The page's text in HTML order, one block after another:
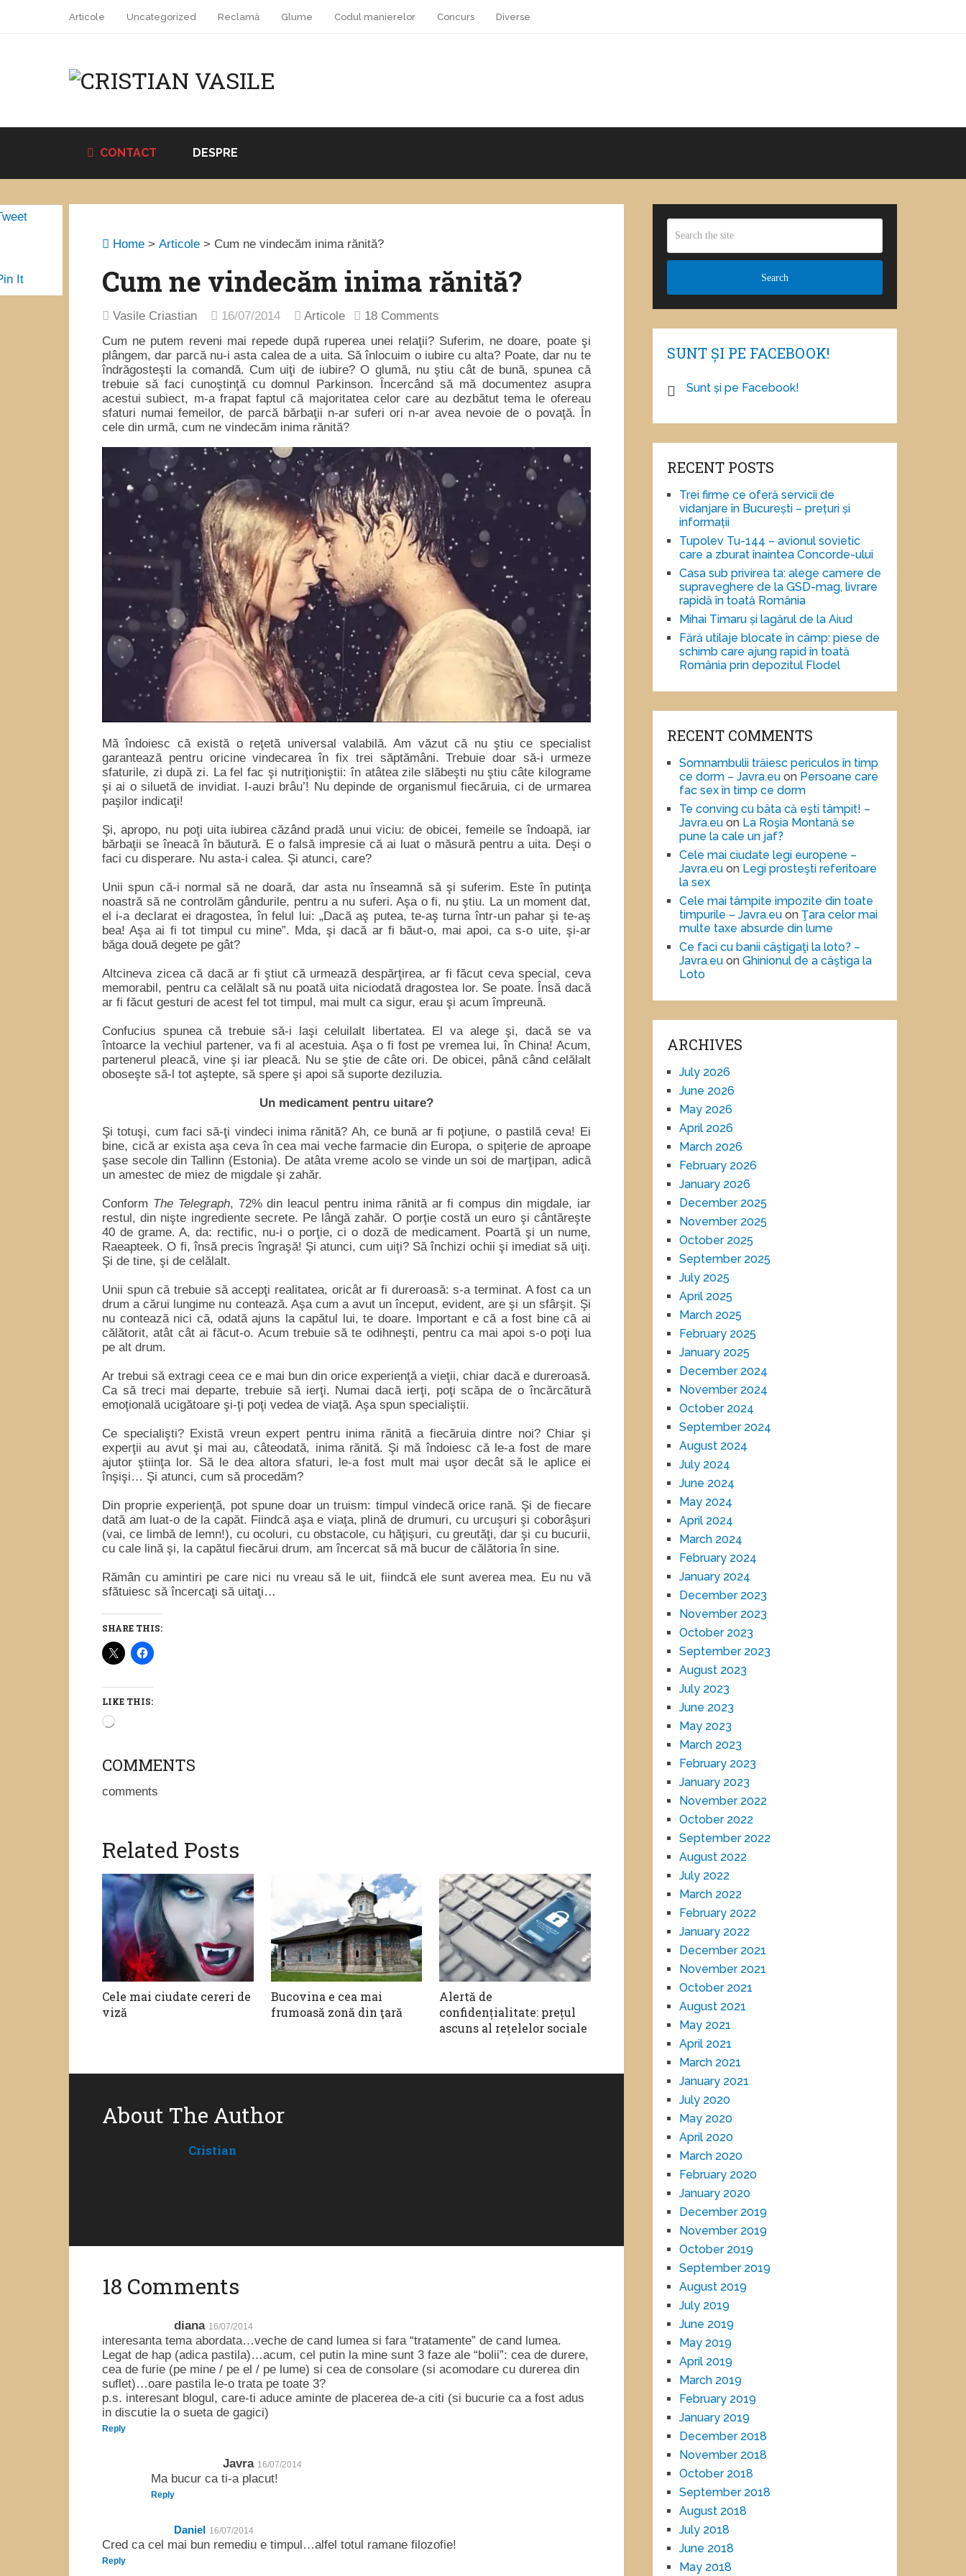
Articole Uncategorized Reclamă Glume Codul manierelor Concurs Diverse
CONTACT DESPRE
Home >Articole > Cum ne vindecăm inima rănită?
Cum ne vindecăm inima rănită?
Vasile Criastian 16/07/2014 Articole
18 Comments
Cum ne putem reveni mai repede după ruperea unei relaţii? Suferim, ne doare, poate şi
plângem, dar parcă nu-i asta calea de a uita. Să înlocuim o iubire cu alta? Poate, dar nu te
îndrăgosteşti la comandă. Cum uiţi de iubire? O glumă, nu ştiu cât de bună, spunea că
trebuie să faci cunoştinţă cu domnul Parkinson. Încercând să mă documentez asupra
acestui subiect, m-a frapat faptul că majoritatea celor care au dezbătut tema le ofereau
sfaturi numai femeilor, de parcă bărbaţii n-ar suferi ori n-ar avea nevoie de o povaţă. În
cele din urmă, cum ne vindecăm inima rănită?
Mă îndoiesc că există o reţetă universal valabilă. Am văzut că nu ştiu ce specialist
garantează pentru oricine vindecarea în fix trei săptămâni. Trebuie doar să-i urmeze
sfaturile, zi după zi. La fel fac şi nutriţioniştii: în atâtea zile slăbeşti nu ştiu câte kilograme
şi ai o siluetă de invidiat. I-auzi brâu’! Nu depinde de organismul fiecăruia, ci de urmarea
paşilor indicaţi!
Şi, apropo, nu poţi uita iubirea căzând pradă unui viciu: de obicei, femeile se îndoapă, iar
bărbaţii se îneacă în băutură. E o falsă impresie că ai luat o măsură pentru a uita. Deşi o
faci cu disperare. Nu asta-i calea. Şi atunci, care?
Unii spun că-i normal să ne doară, dar asta nu înseamnă să şi suferim. Este în putinţa
noastră să ne controlăm gândurile, pentru a nu suferi. Aşa o fi, nu ştiu. La un moment dat,
el i-a declarat ei dragostea, în felul lui: „Dacă aş putea, te-aş turna într-un pahar şi te-aş
bea! Aşa ai fi tot timpul cu mine”. Mda, şi dacă ar fi băut-o, mai apoi, ca s-o uite, şi-ar
băga două degete pe gât?
Altcineva zicea că dacă ar fi ştiut că urmează despărţirea, ar fi făcut ceva special, ceva
memorabil, pentru ca celălalt să nu poată uita niciodată dragostea lor. Se poate. Însă dacă
ar fi făcut gesturi de acest fel tot timpul, mai mult ca sigur, erau şi acum împreună.
Confucius spunea că trebuie să-i laşi celuilalt libertatea. El va alege şi, dacă se va
întoarce la vechiul partener, va fi al acestuia. Aşa o fi fost pe vremea lui, în China! Acum,
partenerul pleacă, vine şi iar pleacă. Nu se ştie de câte ori. De obicei, până când celălalt
oboseşte să-l tot aştepte, să spere şi apoi să suporte deziluzia.
Un medicament pentru uitare?
Şi totuşi, cum faci să-ţi vindeci inima rănită? Ah, ce bună ar fi poţiune, o pastilă ceva! Ei
bine, cică ar exista aşa ceva în cea mai veche farmacie din Europa, o spiţerie de aproape
şase secole din Tallinn (Estonia). De atâta vreme acolo se vinde un soi de marţipan, adică
un amestec de miez de migdale şi zahăr.
Conform The Telegraph, 72% din leacul pentru inima rănită ar fi compus din migdale, iar
restul, din nişte ingrediente secrete. Pe lângă zahăr. O porţie costă un euro şi cântăreşte
40 de grame. A, da: rectific, nu-i o porţie, ci o doză de medicament. Poartă şi un nume,
Raeapteek. O fi, însă precis îngraşă! Şi atunci, cum uiţi? Să închizi ochii şi imediat să uiţi.
Şi de tine, şi de celălalt.
Unii spun că trebuie să accepţi realitatea, oricât ar fi dureroasă: s-a terminat. A fost ca un
drum a cărui lungime nu contează. Aşa cum a avut un început, evident, are şi un sfârşit. Şi
nu contează nici că, odată ajuns la capătul lui, te doare. Important e că a fost bine că ai
călătorit, atât cât ai făcut-o. Acum trebuie să te odihneşti, pentru ca mai apoi s-o poţi lua
pe alt drum.
Ar trebui să extragi ceea ce e mai bun din orice experienţă a vieţii, chiar dacă e dureroasă.
Ca să treci mai departe, trebuie să ierţi. Numai dacă ierţi, poţi scăpa de o încărcătură
emoţională ucigătoare şi-ţi poţi vedea de viaţă. Aşa spun specialiştii.
Ce specialişti? Există vreun expert pentru inima rănită a fiecăruia dintre noi? Chiar şi
experţii au avut şi mai au, câteodată, inima rănită. Şi mă îndoiesc că le-a fost de mare
ajutor ştiinţa lor. Să le dea altora sfaturi, le-a fost mult mai uşor decât să le aplice ei
înşişi… Şi atunci, cum să procedăm?
Din proprie experienţă, pot spune doar un truism: timpul vindecă orice rană. Şi de fiecare
dată am luat-o de la capăt. Fiindcă aşa e viaţa, plină de drumuri, cu urcuşuri şi coborâşuri
(vai, ce limbă de lemn!), cu ocoluri, cu obstacole, cu hăţişuri, cu greutăţi, dar şi cu bucurii,
cu cale lină şi, la capătul fiecărui drum, am încercat să mă bucur de călătoria în sine.
Rămân cu amintiri pe care nici nu vreau să le uit, fiindcă ele sunt averea mea. Eu nu vă
sfătuiesc să încercaţi să uitaţi…
SHARE THIS:
LIKE THIS:
Loading…
COMMENTS
comments
It
Related Posts
Cele mai ciudate cereri de
viză
Bucovina e cea mai
frumoasă zonă din ţară
Alertă de
confidențialitate: prețul
ascuns al rețelelor sociale
About The Author
Cristian
18 Comments
diana 16/07/2014
interesanta tema abordata…veche de cand lumea si fara “tratamente” de cand lumea.
Legat de hap (adica pastila)…acum, cel putin la mine sunt 3 faze ale “bolii”: cea de durere,
cea de furie (pe mine / pe el / pe lume) si cea de consolare (si acomodare cu durerea din
suflet)…oare pastila le-o trata pe toate 3?
p.s. interesant blogul, care-ti aduce aminte de placerea de-a citi (si bucurie ca a fost adus
in discutie la o sueta de gagici)
Reply
Javra 16/07/2014
Ma bucur ca ti-a placut!
Reply
Daniel 16/07/2014
Cred ca cel mai bun remediu e timpul…alfel totul ramane filozofie!
Reply
SUNT ȘI PE FACEBOOK!
Sunt și pe Facebook!
RECENT POSTS
Trei firme ce oferă servicii de
vidanjare în București – prețuri și
informații
Tupolev Tu-144 – avionul sovietic
care a zburat înaintea Concorde-ului
Casa sub privirea ta: alege camere de
supraveghere de la GSD-mag, livrare
rapidă în toată România
Mihai Timaru și lagărul de la Aiud
Fără utilaje blocate în câmp: piese de
schimb care ajung rapid în toată
România prin depozitul Flodel
RECENT COMMENTS
Somnambulii trăiesc periculos în timp
ce dorm – Javra.eu on Persoane care
fac sex în timp ce dorm
Te conving cu bâta că eşti tâmpit! –
Javra.eu on La Roşia Montană se
pune la cale un jaf?
Cele mai ciudate legi europene –
Javra.eu on Legi prosteşti referitoare
la sex
Cele mai tâmpite impozite din toate
timpurile – Javra.eu onŢara celor mai
multe taxe absurde din lume
Ce faci cu banii câştigaţi la loto? –
Javra.eu onGhinionul de a câştiga la
Loto
ARCHIVES
July 2026
June 2026
May 2026
April 2026
March 2026
February 2026
January 2026
December 2025
November 2025
October 2025
September 2025
July 2025
April 2025
March 2025
February 2025
January 2025
December 2024
November 2024
October 2024
September 2024
August 2024
July 2024
June 2024
May 2024
April 2024
March 2024
February 2024
January 2024
December 2023
November 2023
October 2023
September 2023
August 2023
July 2023
June 2023
May 2023
March 2023
February 2023
January 2023
November 2022
October 2022
September 2022
August 2022
July 2022
March 2022
February 2022
January 2022
December 2021
November 2021
October 2021
August 2021
May 2021
April 2021
March 2021
January 2021
July 2020
May 2020
April 2020
March 2020
February 2020
January 2020
December 2019
November 2019
October 2019
September 2019
August 2019
July 2019
June 2019
May 2019
April 2019
March 2019
February 2019
January 2019
December 2018
November 2018
October 2018
September 2018
August 2018
July 2018
June 2018
May 2018